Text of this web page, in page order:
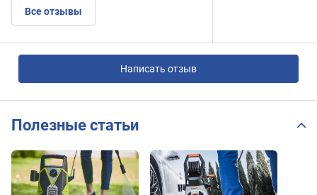
Все отзывы
Написать отзыв
Полезные статьи